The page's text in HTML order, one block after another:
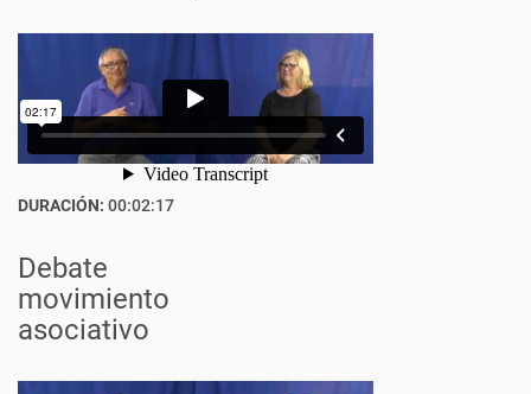
DURACIÓN: 00:02:17
Debate
movimiento
asociativo